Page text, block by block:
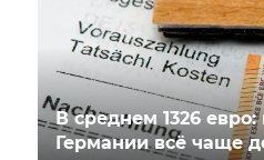
В среднем 1326
Германии всё чаще